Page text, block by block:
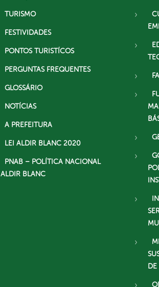
TURISMO
FESTIVIDADES
PONTOS TURISTÍCOS
PERGUNTAS FREQUENTES
GLOSSÁRIO
NOTÍCIAS
A PREFEITURA
LEI ALDIR BLANC 2020
PNAB – POLÍTICA NACIONAL
ALDIR BLANC
DE